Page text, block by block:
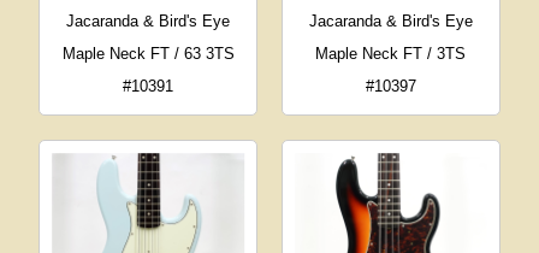
Jacaranda & Bird's Eye
Maple Neck FT / 63 3TS
#10391
Jacaranda & Bird's Eye
Maple Neck FT / 3TS
#10397